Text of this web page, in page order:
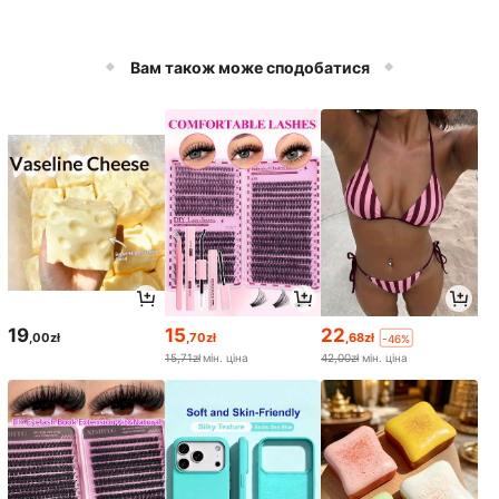
Вам також може сподобатися
19 ,00zł 15 ,70zł
15,71złмін. ціна
22 ,68zł
-46%
42,00zł мін. ціна